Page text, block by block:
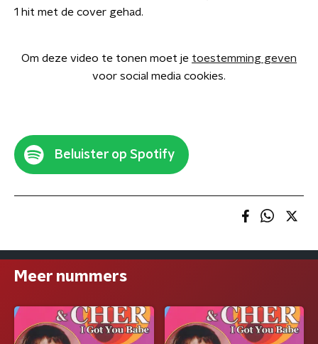
1 hit met de cover gehad.
Om deze video te tonen moet je toestemming geven
voor social media cookies.
Beluister op Spotify
Meer nummers